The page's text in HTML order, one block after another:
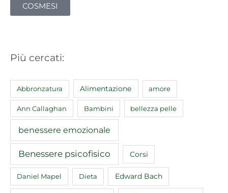
COSMESI
Più cercati:
Abbronzatura Alimentazione amore
Ann Callaghan Bambini bellezza pelle
benessere emozionale
Benessere psicofisico Corsi
Daniel Mapel Dieta Edward Bach